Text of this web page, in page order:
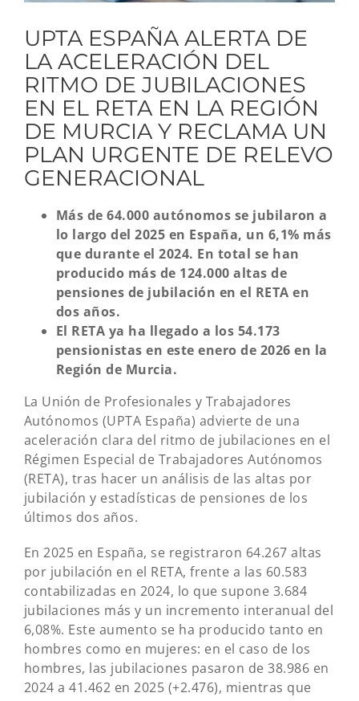
UPTA ESPAÑA ALERTA DE
LA ACELERACIÓN DEL
RITMO DE JUBILACIONES
EN EL RETA EN LA REGIÓN
DE MURCIA Y RECLAMA UN
PLAN URGENTE DE RELEVO
GENERACIONAL
Más de 64.000 autónomos se jubilaron a
lo largo del 2025 en España, un 6,1% más
que durante el 2024. En total se han
producido más de 124.000 altas de
pensiones de jubilación en el RETA en
dos años.
El RETA ya ha llegado a los 54.173
pensionistas en este enero de 2026 en la
Región de Murcia.
La Unión de Profesionales y Trabajadores
Autónomos (UPTA España) advierte de una
aceleración clara del ritmo de jubilaciones en el
Régimen Especial de Trabajadores Autónomos
(RETA), tras hacer un análisis de las altas por
jubilación y estadísticas de pensiones de los
últimos dos años.
En 2025 en España, se registraron 64.267 altas
por jubilación en el RETA, frente a las 60.583
contabilizadas en 2024, lo que supone 3.684
jubilaciones más y un incremento interanual del
6,08%. Este aumento se ha producido tanto en
hombres como en mujeres: en el caso de los
hombres, las jubilaciones pasaron de 38.986 en
2024 a 41.462 en 2025 (+2.476), mientras que